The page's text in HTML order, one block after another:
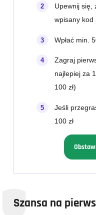
Upewnij się,
wpisany kod
Wpłać min.
Zagraj
najlepiej za
100 zł)
Jeśli
100 zł
Szansa na